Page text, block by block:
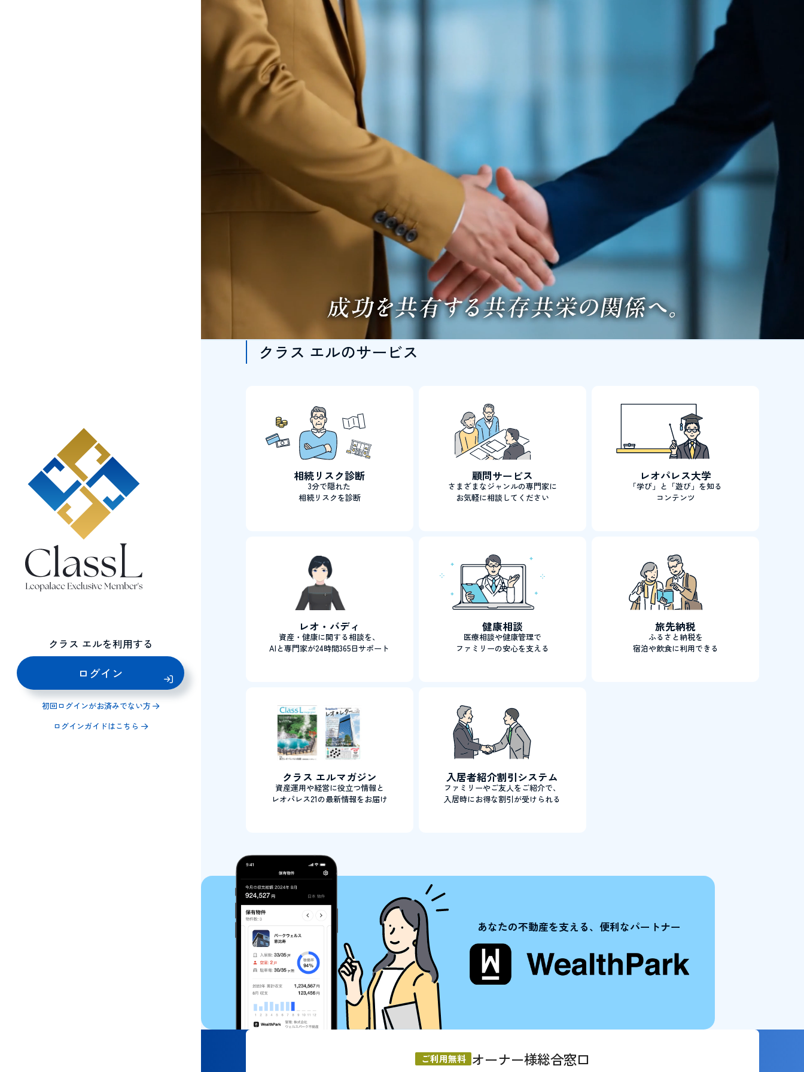
クラス エルを利用する
ログイン
初回ログインがお済みでない方
ログインガイドはこちら
クラス エルのサービス
相続リスク診断
3分で隠れた
相続リスクを診断
顧問サービス
さまざまなジャンルの専門家に
お気軽に相談してください
レオパレス大学
「学び」と「遊び」を知る
コンテンツ
レオ・バディ
資産・健康に関する相談を、
AIと専門家が24時間365日サポート
健康相談
医療相談や健康管理で
ファミリーの安心を支える
旅先納税
ふるさと納税を
宿泊や飲食に利用できる
クラス エルマガジン
資産運用や経営に役立つ情報と
レオパレス21の最新情報をお届け
入居者紹介割引システム
ファミリーやご友人をご紹介で、
入居時にお得な割引が受けられる
あなたの不動産を支える、便利なパートナー
ご利用無料 オーナー様総合窓口